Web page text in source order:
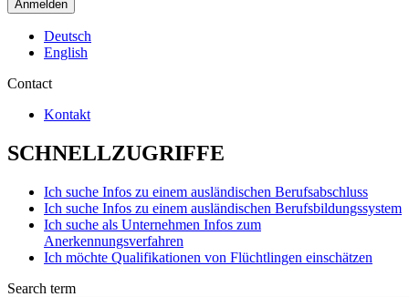
Anmelden
Deutsch
English
Contact
Kontakt
SCHNELLZUGRIFFE
Ich suche Infos zu einem ausländischen Berufsabschluss
Ich suche Infos zu einem ausländischen Berufsbildungssystem
Ich suche als Unternehmen Infos zum
Anerkennungsverfahren
Ich möchte Qualifikationen von Flüchtlingen einschätzen
Search term